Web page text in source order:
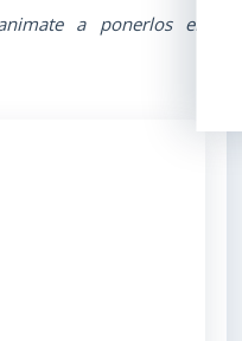
a ponerlos en